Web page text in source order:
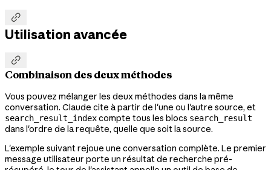

Utilisation avancée

Combinaison des deux méthodes
Vous pouvez mélanger les deux méthodes dans la même
conversation. Claude cite à partir de l'une ou l'autre source, et
search_result_indexcompte tous les blocs search_result
dans l'ordre de la requête, quelle que soit la source.
L'exemple suivant rejoue une conversation complète. Le premier
message utilisateur porte un résultat de recherche pré-